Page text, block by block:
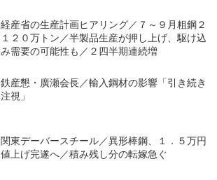
経産省の生産計画ヒアリング／７～９月粗鋼２
１２０万トン／半製品生産が押し上げ、駆け込
み需要の可能性も／２四半期連続増
鉄産懇・廣瀬会長／輸入鋼材の影響「引き続き
注視」
関東デーバースチール／異形棒鋼、１．５万円
値上げ完遂へ／積み残し分の転嫁急ぐ